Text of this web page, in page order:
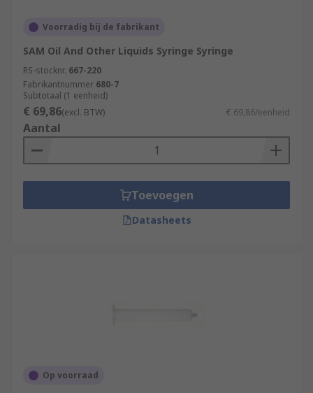
Voorradig bij de fabrikant
SAM Oil And Other Liquids Syringe Syringe
RS-stocknr. 667-220
Fabrikantnummer 680-7
Subtotaal (1 eenheid)
€ 69,86(excl. BTW) € 69,86/eenheid
Aantal
Toevoegen
Datasheets
Op voorraad